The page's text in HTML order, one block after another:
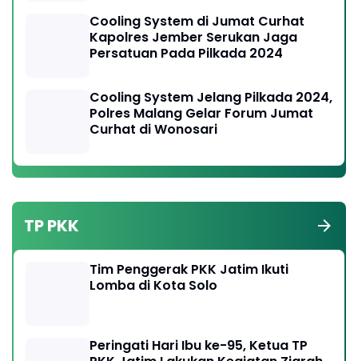
Cooling System di Jumat Curhat
Kapolres Jember Serukan Jaga
Persatuan Pada Pilkada 2024
Cooling System Jelang Pilkada 2024,
Polres Malang Gelar Forum Jumat
Curhat di Wonosari
TP PKK
Tim Penggerak PKK Jatim Ikuti
Lomba di Kota Solo
Peringati Hari Ibu ke-95, Ketua TP